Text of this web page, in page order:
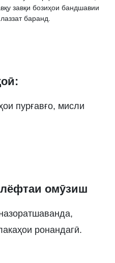
завқи бозиҳои бандшавии
баранд.
пурғавғо, мисли
омӯзиш
ронандагӣ.